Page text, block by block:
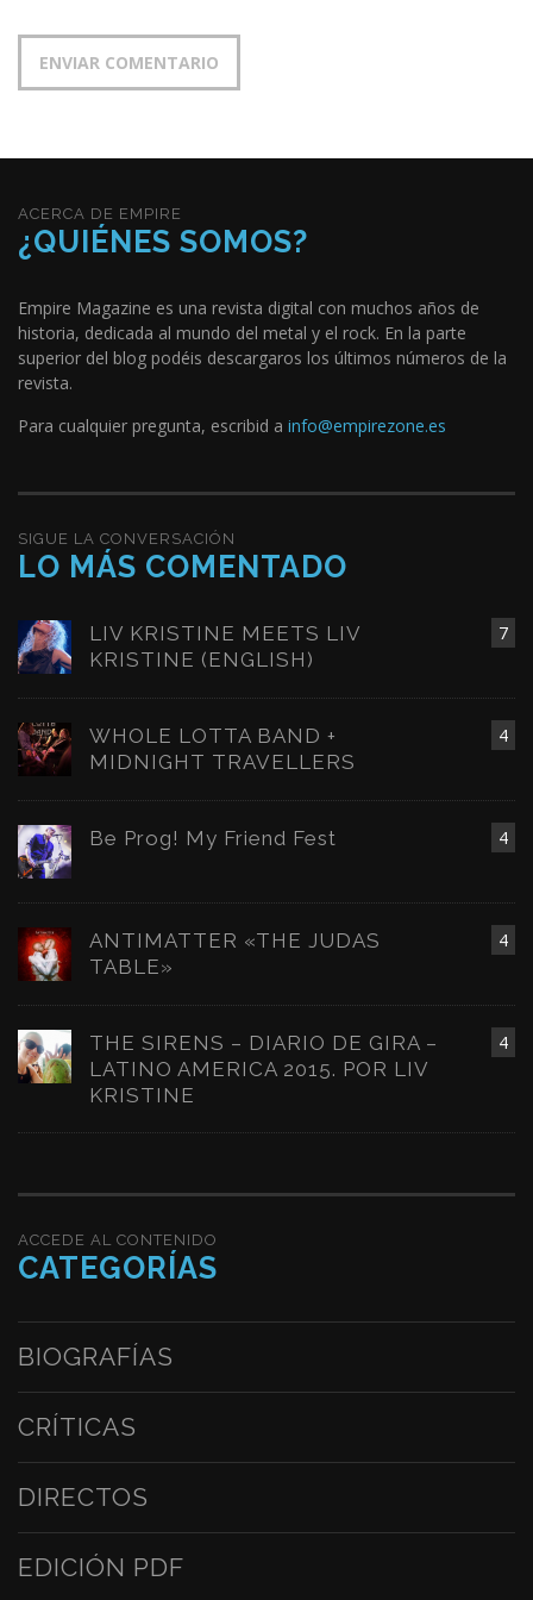
ACERCA DE EMPIRE
¿QUIÉNES SOMOS?
Empire Magazine es una revista digital con muchos años de
historia, dedicada al mundo del metal y el rock. En la parte
superior del blog podéis descargaros los últimos números de la
revista.
Para cualquier pregunta, escribid a info@empirezone.es
SIGUE LA CONVERSACIÓN
LO MÁS COMENTADO
7
LIV KRISTINE MEETS LIV
KRISTINE (ENGLISH)
4
WHOLE LOTTA BAND +
MIDNIGHT TRAVELLERS
4
Be Prog! My Friend Fest
4
ANTIMATTER «THE JUDAS
TABLE»
4
THE SIRENS – DIARIO DE GIRA –
LATINO AMERICA 2015. POR LIV
KRISTINE
ACCEDE AL CONTENIDO
CATEGORÍAS
BIOGRAFÍAS
CRÍTICAS
DIRECTOS
EDICIÓN PDF